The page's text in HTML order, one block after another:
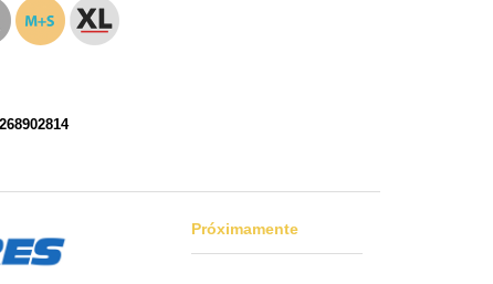
Próximamente